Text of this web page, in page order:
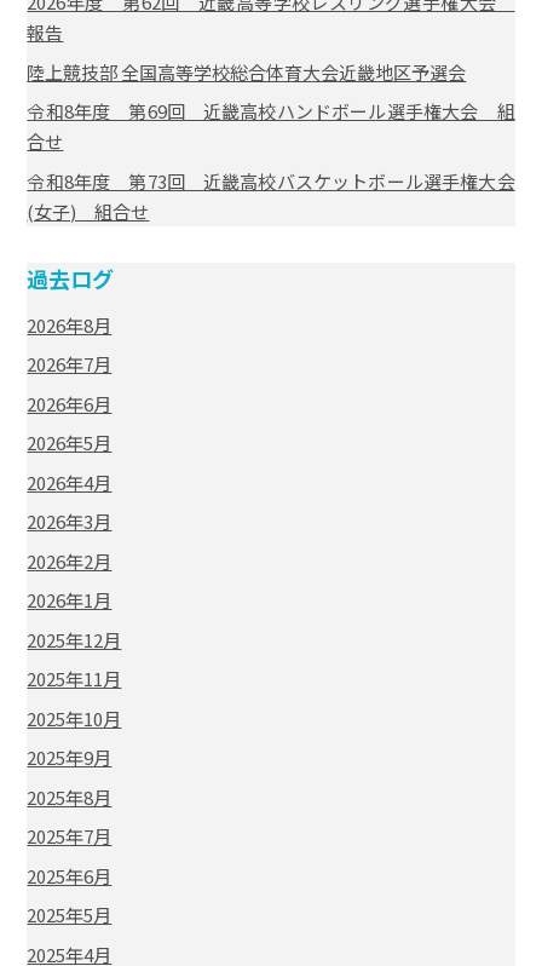
報告
陸上競技部 全国高等学校総合体育大会近畿地区予選会
令和8年度 第69回 近畿高校ハンドボール選手権大会 組
合せ
令和8年度 第73回 近畿高校バスケットボール選手権大会
(女子) 組合せ
過去ログ
2026年8月
2026年7月
2026年6月
2026年5月
2026年4月
2026年3月
2026年2月
2026年1月
2025年12月
2025年11月
2025年10月
2025年9月
2025年8月
2025年7月
2025年6月
2025年5月
2025年4月